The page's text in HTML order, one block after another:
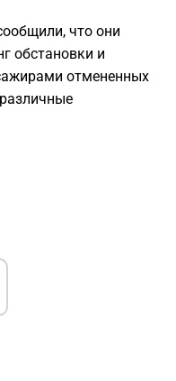
что они
обстановки и
отмененных